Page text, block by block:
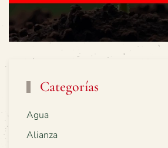
Categorías
Agua
Alianza